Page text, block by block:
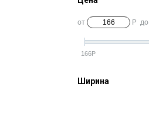
от Р до
166Р
Ширина